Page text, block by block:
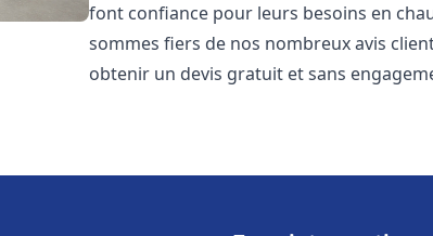
font confiance pour leurs besoins en
sommes fiers de nos nombreux avis
obtenir un devis gratuit et sans